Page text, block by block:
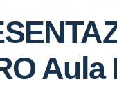
Aula